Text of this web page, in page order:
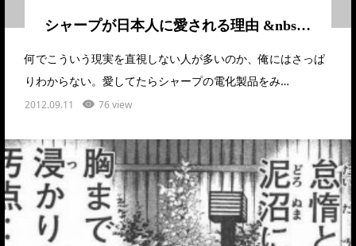
シャープが日本人に愛される理由 &nbs…
何でこういう現実を直視しない人が多いのか、俺にはさっぱ
りわからない。愛してたらシャープの電化製品をみ…
2012.09.11 76 view